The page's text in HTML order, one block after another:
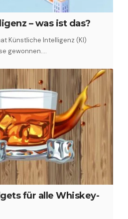
– was ist das?
Künstliche Intelligenz (KI)
gewonnen.…
für alle Whiskey-